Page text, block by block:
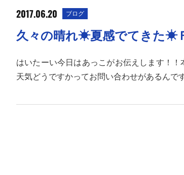
2017.06.20 ブログ
久々の晴れ☀夏感でてきた☀
はいたーい今日はあっこがお伝えします！
天気どうですかってお問い合わせがあるん